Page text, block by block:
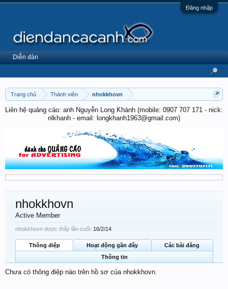
Đăng nhập
Trang chủ Thành viên nhokkhovn
Liên hệ quảng cáo: anh Nguyễn Long Khánh (mobile: 0907 707 171 - nick:
nlkhanh - email: longkhanh1963@gmail.com)
nhokkhovn
Active Member
nhokkhovn được thấy lần cuối: 16/2/14
Thông điệp Hoạt động gần đây
Các bài đăng
Thông tin
Chưa có thông điệp nào trên hồ sơ của nhokkhovn.
Diễn đàn